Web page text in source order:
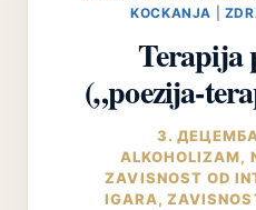
KOCKANJA
Terapija
(„poezija-
3.
ALKOHOLIZAM,
ZAVISNOST OD
IGARA,